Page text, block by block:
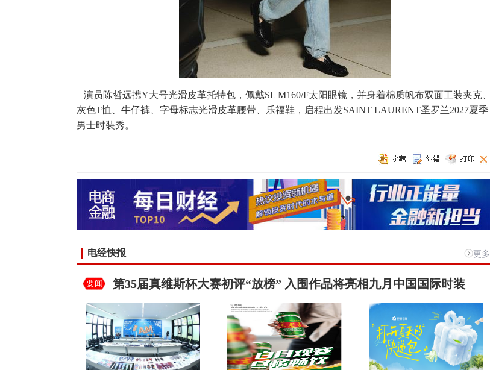
演员陈哲远携Y大号光滑皮革托特包，佩戴SL M160/F太阳眼镜，并身着棉质帆布双面工装夹克、
灰色T恤、牛仔裤、字母标志光滑皮革腰带、乐福鞋，启程出发SAINT LAURENT圣罗兰2027夏季
男士时装秀。
电经快报 更多
要闻 第35届真维斯杯大赛初评“放榜” 入围作品将亮相九月中国国际时装